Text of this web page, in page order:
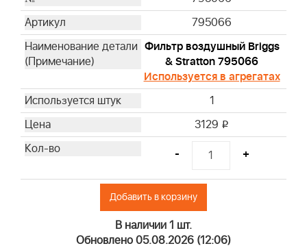
795066
Фильтр воздушный Briggs
& Stratton 795066
Используется в агрегатах
1
3129 i
- +
Добавить в корзину
В наличии 1 шт.
Обновлено 05.08.2026 (12:06)